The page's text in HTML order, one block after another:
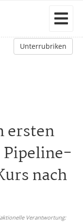
Unterrubriken
ersten
Pipeline-
nach
Verantwortung: